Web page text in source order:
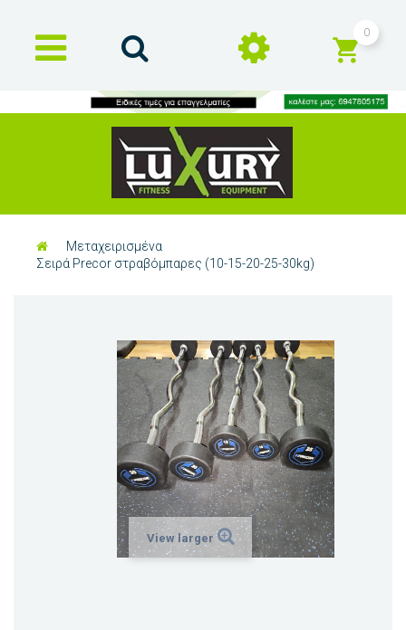
0
Μεταχειρισμένα
Σειρά Precor στραβόμπαρες (10-15-20-25-30kg)
View larger